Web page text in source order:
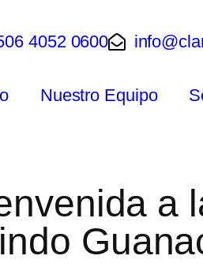
4052 0600
Nuestro Equipo
a